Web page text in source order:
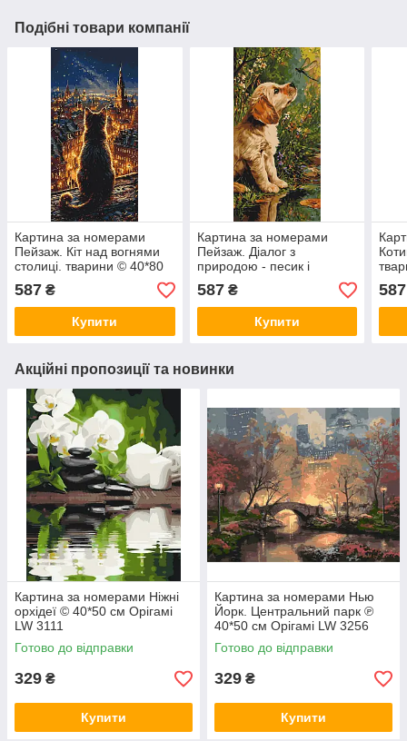
Подібні товари компанії
Картина за номерами
Пейзаж. Кіт над вогнями
столиці. тварини © 40*80
см Орігамі LW 5199
587 ₴
Купити
Картина за номерами
Пейзаж. Діалог з
природою - песик і
комаха. тварини 40*80 см
Орігамі LW 5204
587₴
Купити
см
587
Акційні пропозиції та новинки
Картина за номерами Ніжні
орхідеї © 40*50 см Орігамі
LW 3111
Готово до відправки
329 ₴
Купити
Картина за номерами Нью
Йорк. Центральний парк ℗
40*50 см Орігамі LW 3256
Готово до відправки
329 ₴
Купити